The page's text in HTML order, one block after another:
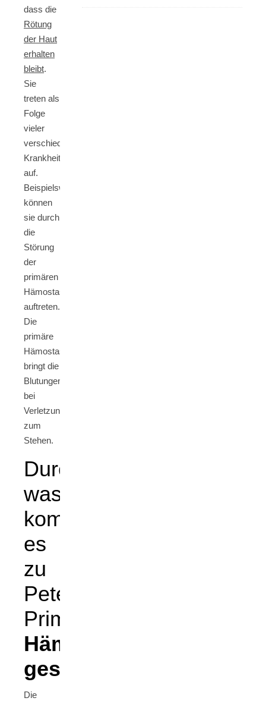
dass die
Rötung
der Haut
erhalten
bleibt.
Sie
treten als
Folge
vieler
verschiedener
Krankheiten
auf.
Beispielsweise
können
sie durch
die
Störung
der
primären
Hämostase
auftreten.
Die
primäre
Hämostase
bringt die
Blutungen
bei
Verletzungen
zum
Stehen.
Durch
was
kommt
es
zu
Petechien?
Primäre
Hämostase
gestört
Die